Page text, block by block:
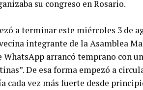
su congreso en Rosario.
a terminar este miércoles 3 de
integrante de la Asamblea
WhatsApp arrancó temprano con
De esa forma empezó a
cada vez más fuerte desde